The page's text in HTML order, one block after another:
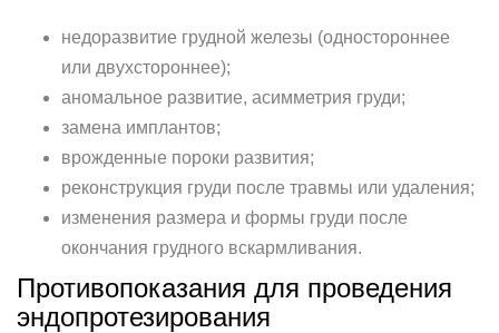
недоразвитие грудной железы (одностороннее
или двухстороннее);
аномальное развитие, асимметрия груди;
замена имплантов;
врожденные пороки развития;
реконструкция груди после травмы или удаления;
изменения размера и формы груди после
окончания грудного вскармливания.
Противопоказания для проведения
эндопротезирования